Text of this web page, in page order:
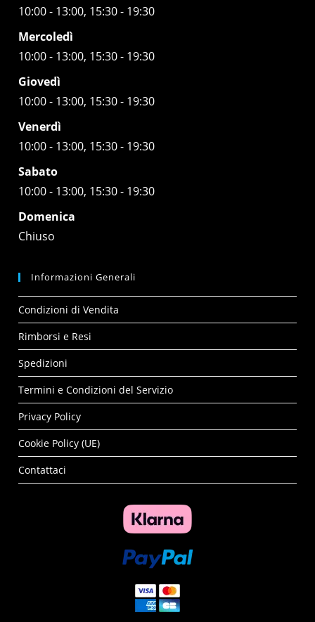
10:00 - 13:00, 15:30 - 19:30
Mercoledì
10:00 - 13:00, 15:30 - 19:30
Giovedì
10:00 - 13:00, 15:30 - 19:30
Venerdì
10:00 - 13:00, 15:30 - 19:30
Sabato
10:00 - 13:00, 15:30 - 19:30
Domenica
Chiuso
Informazioni Generali
Condizioni di Vendita
Rimborsi e Resi
Spedizioni
Termini e Condizioni del Servizio
Privacy Policy
Cookie Policy (UE)
Contattaci